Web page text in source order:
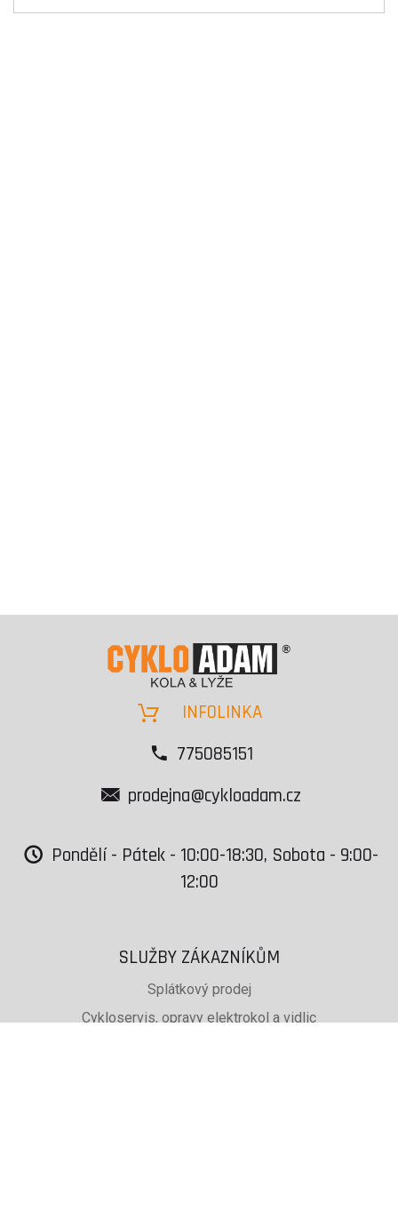
INFOLINKA
775085151
prodejna@cykloadam.cz
Pondělí - Pátek - 10:00-18:30, Sobota - 9:00-
12:00
SLUŽBY ZÁKAZNÍKŮM
Splátkový prodej
Cykloservis, opravy elektrokol a vidlic